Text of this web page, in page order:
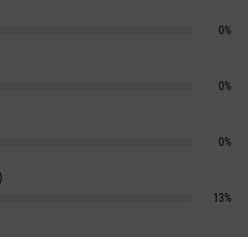
0%
0%
0%
13%